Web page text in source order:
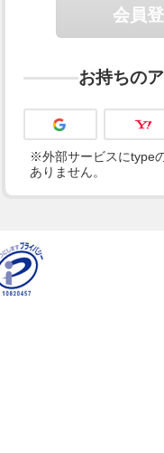
会員
お持ちの
※外部サービスにtype
ありません。